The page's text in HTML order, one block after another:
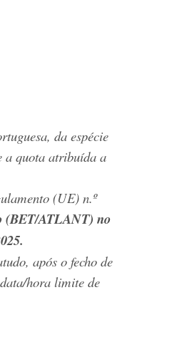
da espécie
a quota atribuída a
(UE) n.º
(BET/ATLANT) no
após o fecho de
hora limite de